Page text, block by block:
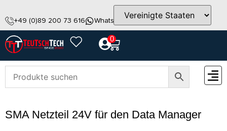
+49 (0)89 200 73 616 WhatsApp info@teutschtech.com
0
SMA Netzteil 24V für den Data Manager